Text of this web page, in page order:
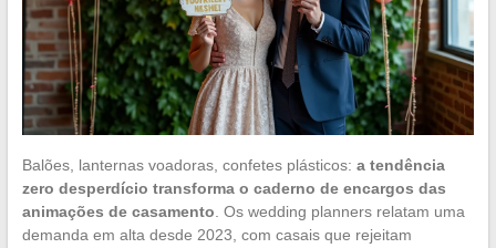
Balões, lanternas voadoras, confetes plásticos: a tendência
zero desperdício transforma o caderno de encargos das
animações de casamento . Os wedding planners relatam uma
demanda em alta desde 2023, com casais que rejeitam